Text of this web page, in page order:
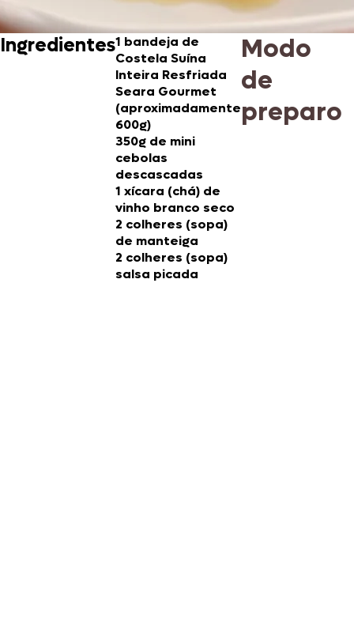
Ingredientes1 bandeja de
Costela Suína
Inteira Resfriada
Seara Gourmet
(aproximadamente
600g)
350g de mini
cebolas
descascadas
1 xícara (chá) de
vinho branco seco
2 colheres (sopa)
de manteiga
2 colheres (sopa)
salsa picada
Modo
de
preparo